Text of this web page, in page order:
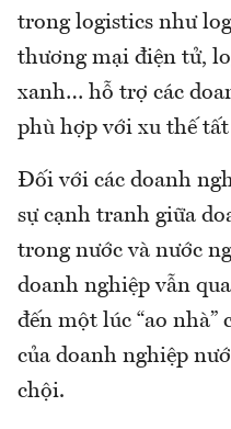
trong logistics như
thương mại điện tử,
xanh… hỗ trợ các
phù hợp với xu thế
Đối với các doanh
sự cạnh tranh giữa
trong nước và nước
doanh nghiệp vẫn
đến một lúc “ao
của doanh nghiệp
chội.